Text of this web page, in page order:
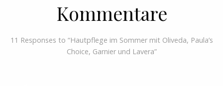
Kommentare
11 Responses to “Hautpflege im Sommer mit Oliveda, Paula’s
Choice, Garnier und Lavera”